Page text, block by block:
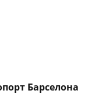
Барселона